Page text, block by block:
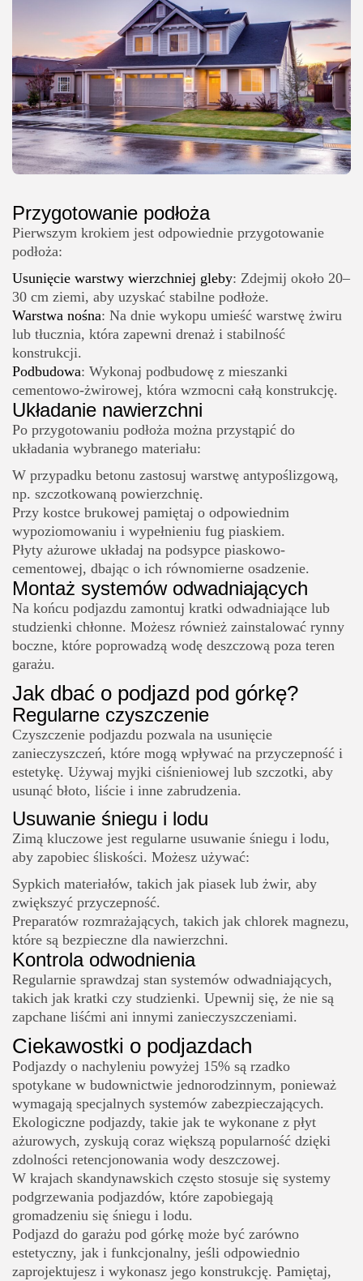
Przygotowanie podłoża
Pierwszym krokiem jest odpowiednie przygotowanie
podłoża:
Usunięcie warstwy wierzchniej gleby: Zdejmij około 20–
30 cm ziemi, aby uzyskać stabilne podłoże.
Warstwa nośna: Na dnie wykopu umieść warstwę żwiru
lub tłucznia, która zapewni drenaż i stabilność
konstrukcji.
Podbudowa: Wykonaj podbudowę z mieszanki
cementowo-żwirowej, która wzmocni całą konstrukcję.
Układanie nawierzchni
Po przygotowaniu podłoża można przystąpić do
układania wybranego materiału:
W przypadku betonu zastosuj warstwę antypoślizgową,
np. szczotkowaną powierzchnię.
Przy kostce brukowej pamiętaj o odpowiednim
wypoziomowaniu i wypełnieniu fug piaskiem.
Płyty ażurowe układaj na podsypce piaskowo-
cementowej, dbając o ich równomierne osadzenie.
Montaż systemów odwadniających
Na końcu podjazdu zamontuj kratki odwadniające lub
studzienki chłonne. Możesz również zainstalować rynny
boczne, które poprowadzą wodę deszczową poza teren
garażu.
Jak dbać o podjazd pod górkę?
Regularne czyszczenie
Czyszczenie podjazdu pozwala na usunięcie
zanieczyszczeń, które mogą wpływać na przyczepność i
estetykę. Używaj myjki ciśnieniowej lub szczotki, aby
usunąć błoto, liście i inne zabrudzenia.
Usuwanie śniegu i lodu
Zimą kluczowe jest regularne usuwanie śniegu i lodu,
aby zapobiec śliskości. Możesz używać:
Sypkich materiałów, takich jak piasek lub żwir, aby
zwiększyć przyczepność.
Preparatów rozmrażających, takich jak chlorek magnezu,
które są bezpieczne dla nawierzchni.
Kontrola odwodnienia
Regularnie sprawdzaj stan systemów odwadniających,
takich jak kratki czy studzienki. Upewnij się, że nie są
zapchane liśćmi ani innymi zanieczyszczeniami.
Ciekawostki o podjazdach
Podjazdy o nachyleniu powyżej 15% są rzadko
spotykane w budownictwie jednorodzinnym, ponieważ
wymagają specjalnych systemów zabezpieczających.
Ekologiczne podjazdy, takie jak te wykonane z płyt
ażurowych, zyskują coraz większą popularność dzięki
zdolności retencjonowania wody deszczowej.
W krajach skandynawskich często stosuje się systemy
podgrzewania podjazdów, które zapobiegają
gromadzeniu się śniegu i lodu.
Podjazd do garażu pod górkę może być zarówno
estetyczny, jak i funkcjonalny, jeśli odpowiednio
zaprojektujesz i wykonasz jego konstrukcję. Pamiętaj,